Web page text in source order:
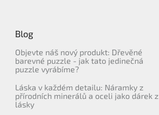
Blog
Objevte náš nový produkt: Dřevěné
barevné puzzle - jak tato jedinečná
puzzle vyrábíme?
Láska v každém detailu: Náramky z
přírodních minerálů a oceli jako dárek z
lásky